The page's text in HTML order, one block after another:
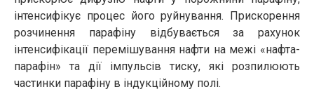
інтенсифікує процес його руйнування. Прискорення
розчинення парафіну відбувається за рахунок
інтенсифікації перемішування нафти на межі «нафта-
парафін» та дії імпульсів тиску, які розпилюють
частинки парафіну в індукційному полі.